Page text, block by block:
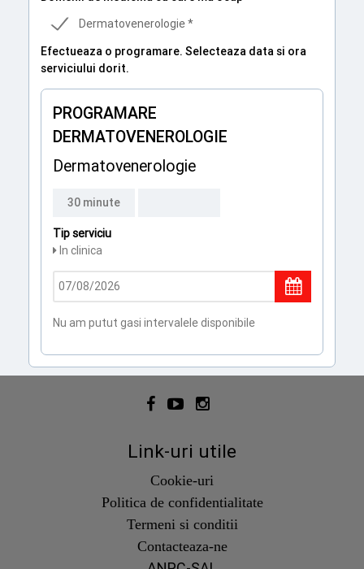
Dermatovenerologie *
Efectueaza o programare. Selecteaza data si ora
serviciului dorit.
PROGRAMARE
DERMATOVENEROLOGIE
Dermatovenerologie
30 minute
Tip serviciu
In clinica
Nu am putut gasi intervalele disponibile
Link-uri utile
Cookie-uri
Politica de confidentialitate
Termeni si conditii
Contacteaza-ne